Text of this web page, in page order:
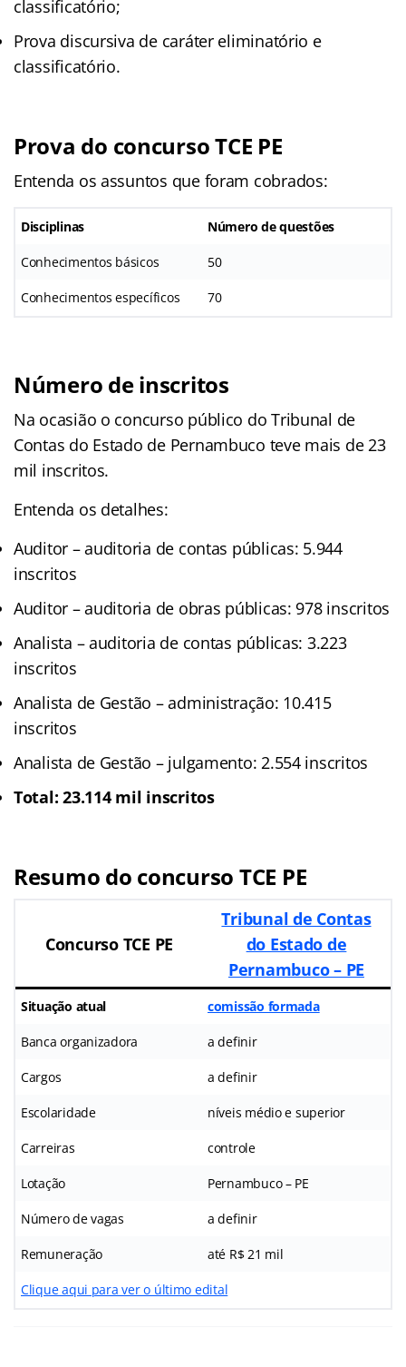
classificatório;
Prova discursiva de caráter eliminatório e
classificatório.
Prova do concurso TCE PE
Entenda os assuntos que foram cobrados:
Disciplinas Número de questões
Conhecimentos básicos 50
Conhecimentos específicos 70
Número de inscritos
Na ocasião o concurso público do Tribunal de
Contas do Estado de Pernambuco teve mais de 23
mil inscritos.
Entenda os detalhes:
Auditor – auditoria de contas públicas: 5.944
inscritos
Auditor – auditoria de obras públicas: 978 inscritos
Analista – auditoria de contas públicas: 3.223
inscritos
Analista de Gestão – administração: 10.415
inscritos
Analista de Gestão – julgamento: 2.554 inscritos
Total: 23.114 mil inscritos
Resumo do concurso TCE PE
Concurso TCE PE
Tribunal de Contas
do Estado de
Pernambuco – PE
Situação atual comissão formada
Banca organizadora a definir
Cargos a definir
Escolaridade níveis médio e superior
Carreiras controle
Lotação Pernambuco – PE
Número de vagas a definir
Remuneração até R$ 21 mil
Clique aqui para ver o último edital